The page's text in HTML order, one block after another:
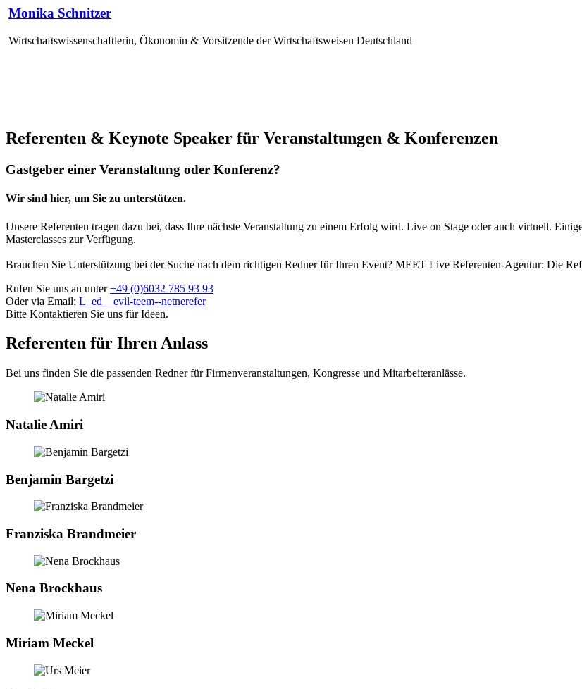
Monika Schnitzer
Wirtschaftswissenschaftlerin, Ökonomin & Vorsitzende der Wirtschaftsweisen Deutschland
Referenten & Keynote Speaker für Veranstaltungen & Konferenzen
Gastgeber einer Veranstaltung oder Konferenz?
Wir sind hier, um Sie zu unterstützen.
Unsere Referenten tragen dazu bei, dass Ihre nächste Veranstaltung zu einem Erfolg wird. Live on Stage oder auch virtuell.
Masterclasses zur Verfügung.
Brauchen Sie Unterstützung bei der Suche nach dem richtigen Redner für Ihren Event? MEET Live Referenten-Agentur: Die
Rufen Sie uns an unter+49 (0)6032 785 93 93
Oder via Email: L_ed__evil-teem--netnerefer
Bitte Kontaktieren Sie uns für Ideen.
Referenten für Ihren Anlass
Bei uns finden Sie die passenden Redner für Firmenveranstaltungen, Kongresse und Mitarbeiteranlässe.
Natalie Amiri
Benjamin Bargetzi
Franziska Brandmeier
Nena Brockhaus
Miriam Meckel